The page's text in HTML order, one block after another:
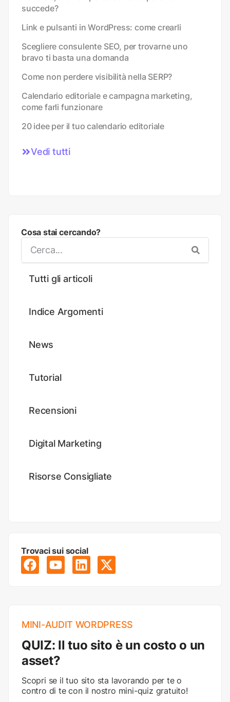
succede?
Link e pulsanti in WordPress: come crearli
Scegliere consulente SEO, per trovarne uno
bravo ti basta una domanda
Come non perdere visibilità nella SERP?
Calendario editoriale e campagna marketing,
come farli funzionare
20 idee per il tuo calendario editoriale
Vedi tutti
Cosa stai cercando?
Tutti gli articoli
Indice Argomenti
News
Tutorial
Recensioni
Digital Marketing
Risorse Consigliate
Trovaci sui social
MINI-AUDIT WORDPRESS
QUIZ: Il tuo sito è un costo o un
asset?
Scopri se il tuo sito sta lavorando per te o
contro di te con il nostro mini-quiz gratuito!